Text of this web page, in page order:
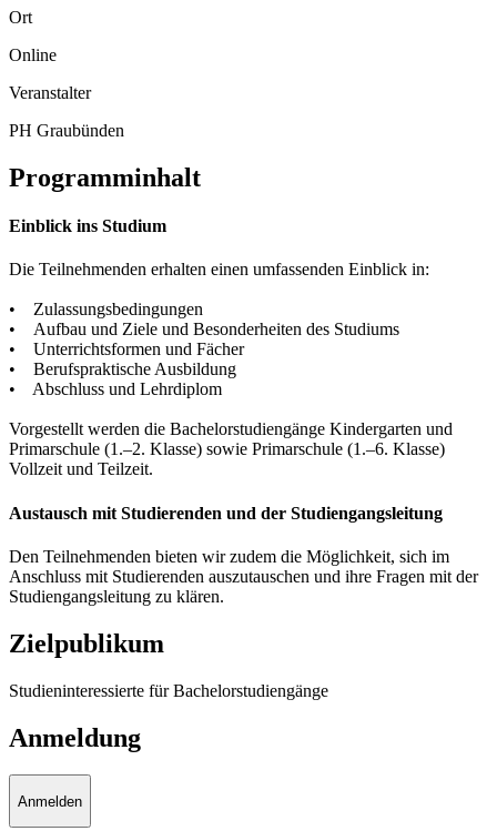
Ort
Online
Veranstalter
PH Graubünden
Programminhalt
Einblick ins Studium
Die Teilnehmenden erhalten einen umfassenden Einblick in:
• Zulassungsbedingungen
• Aufbau und Ziele und Besonderheiten des Studiums
• Unterrichtsformen und Fächer
• Berufspraktische Ausbildung
• Abschluss und Lehrdiplom
Vorgestellt werden die Bachelorstudiengänge Kindergarten und
Primarschule (1.–2. Klasse) sowie Primarschule (1.–6. Klasse)
Vollzeit und Teilzeit.
Austausch mit Studierenden und der Studiengangsleitung
Den Teilnehmenden bieten wir zudem die Möglichkeit, sich im
Anschluss mit Studierenden auszutauschen und ihre Fragen mit der
Studiengangsleitung zu klären.
Zielpublikum
Studieninteressierte für Bachelorstudiengänge
Anmeldung
Anmelden